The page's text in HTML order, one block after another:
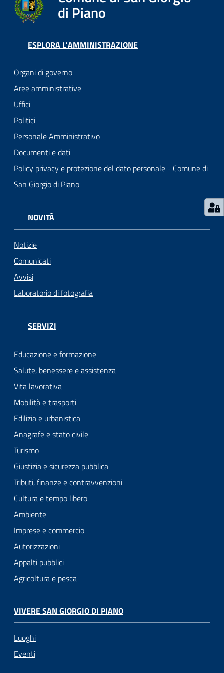
o
n
e
Tutti
gli
argomenti...
di Piano
ESPLORA L'AMMINISTRAZIONE
Organi di governo
Aree amministrative
Uffici
Politici
Personale Amministrativo
Documenti e dati
Policy privacy e protezione del dato personale - Comune di
San Giorgio di Piano
NOVITÀ
Notizie
Comunicati
Avvisi
Laboratorio di fotografia
SERVIZI
Educazione e formazione
Salute, benessere e assistenza
Vita lavorativa
Mobilità e trasporti
Edilizia e urbanistica
Anagrafe e stato civile
Turismo
Giustizia e sicurezza pubblica
Tributi, finanze e contravvenzioni
Cultura e tempo libero
Ambiente
Imprese e commercio
Autorizzazioni
Appalti pubblici
Agricoltura e pesca
VIVERE SAN GIORGIO DI PIANO
Luoghi
Eventi